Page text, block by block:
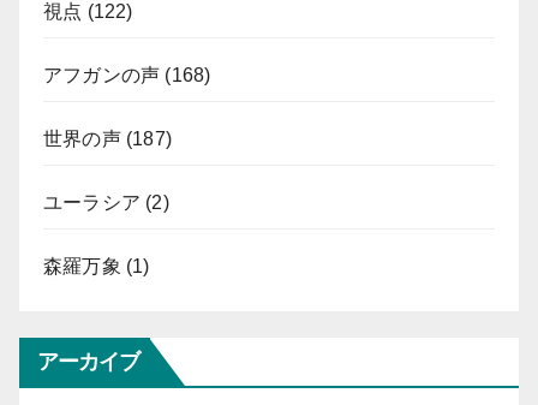
視点 (122)
アフガンの声 (168)
世界の声(187)
ユーラシア (2)
森羅万象 (1)
アーカイブ